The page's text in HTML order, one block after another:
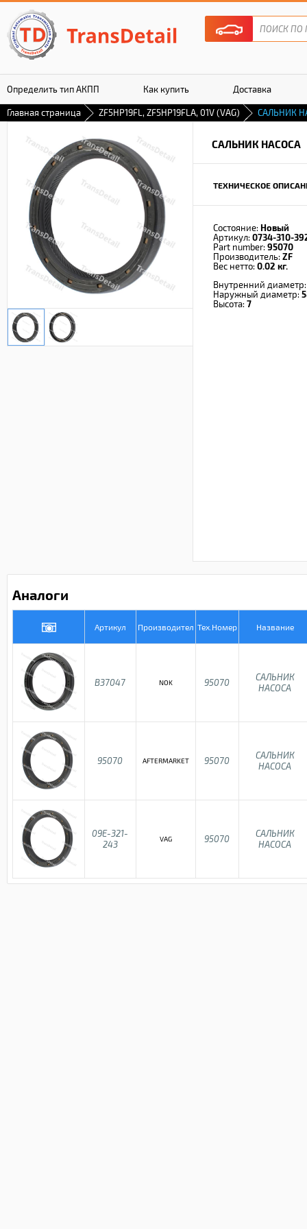
Определить тип АКПП Как купить Доставка
Гарантия
Главная страница ZF5HP19FL, ZF5HP19FLA, 01V (VAG) САЛЬНИК
САЛЬНИК НАСОСА
ТЕХНИЧЕСКОЕ
Состояние: Новый
Артикул: 0734-310-
Part number: 95070
Производитель: ZF
Вес нетто: 0.02 кг.
Внутренний
Наружный диаметр:
Высота: 7
Аналоги
Артикул Производител Тех.Номер Название
B37047 NOK 95070
САЛЬНИК
НАСОСА
95070 AFTERMARKET 95070
САЛЬНИК
НАСОСА
09E-321-
243
VAG 95070
САЛЬНИК
НАСОСА